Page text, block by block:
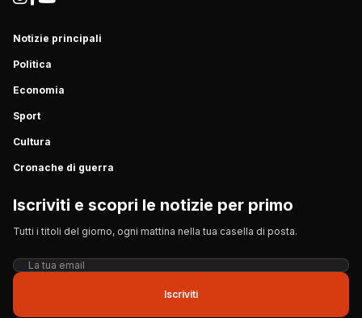
Notizie principali
Politica
Economia
Sport
Cultura
Cronache di guerra
Iscriviti e scopri le notizie per primo
Tutti i titoli del giorno, ogni mattina nella tua casella di posta.
Iscriviti